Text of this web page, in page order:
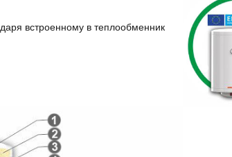
встроенному в теплообменник